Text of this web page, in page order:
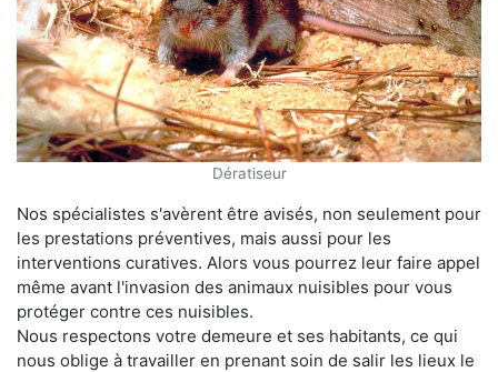
Dératiseur
Nos spécialistes s'avèrent être avisés, non seulement pour
les prestations préventives, mais aussi pour les
interventions curatives. Alors vous pourrez leur faire appel
même avant l'invasion des animaux nuisibles pour vous
protéger contre ces nuisibles.
Nous respectons votre demeure et ses habitants, ce qui
nous oblige à travailler en prenant soin de salir les lieux le